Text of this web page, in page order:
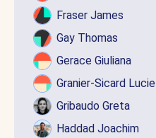
Fraser James
Gay Thomas
Gerace Giuliana
Granier-Sicard Lucie
Gribaudo Greta
Haddad Joachim